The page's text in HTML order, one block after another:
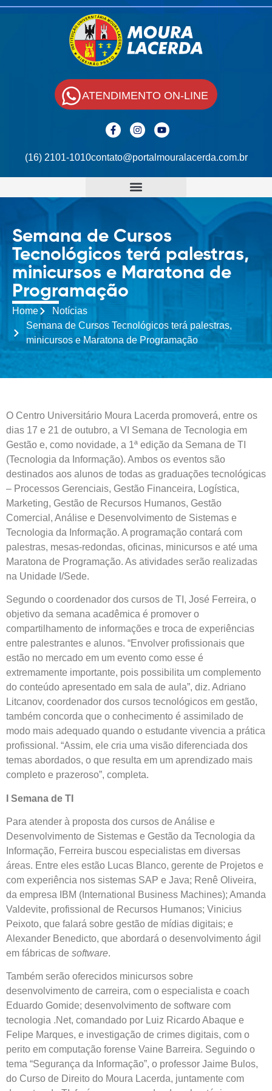
(16) 2101-1010contato@portalmouralacerda.com.br
ATENDIMENTO ON-LINE
Semana de Cursos
Tecnológicos terá palestras,
minicursos e Maratona de
Programação
Home
Notícias
Semana de Cursos Tecnológicos terá palestras,
minicursos e Maratona de Programação
O Centro Universitário Moura Lacerda promoverá, entre os
dias 17 e 21 de outubro, a VI Semana de Tecnologia em
Gestão e, como novidade, a 1ª edição da Semana de TI
(Tecnologia da Informação). Ambos os eventos são
destinados aos alunos de todas as graduações tecnológicas
– Processos Gerenciais, Gestão Financeira, Logística,
Marketing, Gestão de Recursos Humanos, Gestão
Comercial, Análise e Desenvolvimento de Sistemas e
Tecnologia da Informação. A programação contará com
palestras, mesas-redondas, oficinas, minicursos e até uma
Maratona de Programação. As atividades serão realizadas
na Unidade I/Sede.
Segundo o coordenador dos cursos de TI, José Ferreira, o
objetivo da semana acadêmica é promover o
compartilhamento de informações e troca de experiências
entre palestrantes e alunos. “Envolver profissionais que
estão no mercado em um evento como esse é
extremamente importante, pois possibilita um complemento
do conteúdo apresentado em sala de aula”, diz. Adriano
Litcanov, coordenador dos cursos tecnológicos em gestão,
também concorda que o conhecimento é assimilado de
modo mais adequado quando o estudante vivencia a prática
profissional. “Assim, ele cria uma visão diferenciada dos
temas abordados, o que resulta em um aprendizado mais
completo e prazeroso”, completa.
I Semana de TI
Para atender à proposta dos cursos de Análise e
Desenvolvimento de Sistemas e Gestão da Tecnologia da
Informação, Ferreira buscou especialistas em diversas
áreas. Entre eles estão Lucas Blanco, gerente de Projetos e
com experiência nos sistemas SAP e Java; Renê Oliveira,
da empresa IBM (International Business Machines); Amanda
Valdevite, profissional de Recursos Humanos; Vinicius
Peixoto, que falará sobre gestão de mídias digitais; e
Alexander Benedicto, que abordará o desenvolvimento ágil
em fábricas de software.
Também serão oferecidos minicursos sobre
desenvolvimento de carreira, com o especialista e coach
Eduardo Gomide; desenvolvimento de software com
tecnologia .Net, comandado por Luiz Ricardo Abaque e
Felipe Marques, e investigação de crimes digitais, com o
perito em computação forense Vaine Barreira. Seguindo o
tema “Segurança da Informação”, o professor Jaime Bulos,
do Curso de Direito do Moura Lacerda, juntamente com